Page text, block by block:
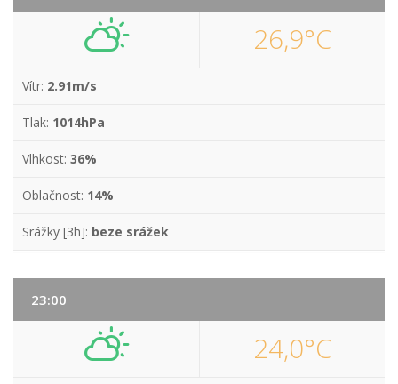
26,9°C
Vítr: 2.91m/s
Tlak: 1014hPa
Vlhkost: 36%
Oblačnost: 14%
Srážky [3h]: beze srážek
23:00
24,0°C